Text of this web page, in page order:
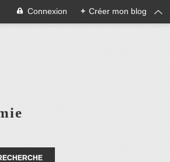
Connexion + Créer mon blog